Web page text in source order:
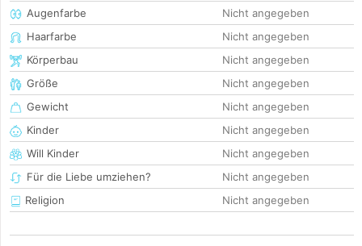
Augenfarbe
Nicht angegeben
Haarfarbe
Nicht angegeben
Körperbau
Nicht angegeben
Größe
Nicht angegeben
Gewicht
Nicht angegeben
Kinder
Nicht angegeben
Will Kinder
Nicht angegeben
Für die Liebe umziehen?
Nicht angegeben
Religion
Nicht angegeben